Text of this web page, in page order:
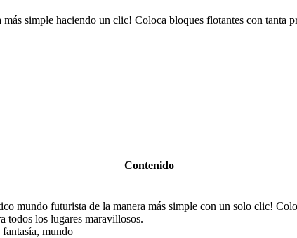
simple haciendo un clic! Coloca bloques flotantes con tanta
Contenido
mundo futurista de la manera más simple con un solo clic!
todos los lugares maravillosos.
mundo